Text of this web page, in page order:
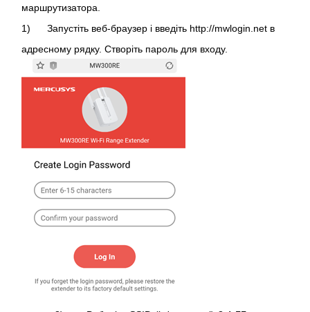
маршрутизатора.
1) Запустіть веб-браузер і введіть http://mwlogin.net в
адресному рядку. Створіть пароль для входу.